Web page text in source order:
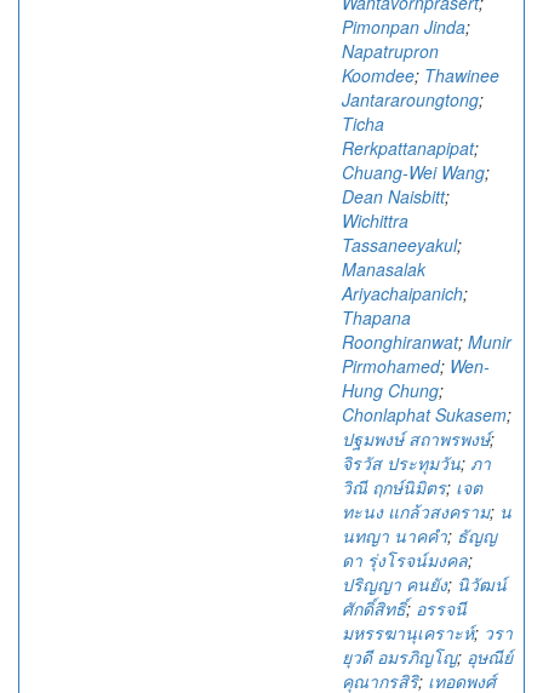
Pimonpan Jinda;
Napatrupron
Koomdee; Thawinee
Jantararoungtong;
Ticha
Rerkpattanapipat;
Chuang-Wei Wang;
Dean Naisbitt;
Wichittra
Tassaneeyakul;
Manasalak
Ariyachaipanich;
Thapana
Roonghiranwat; Munir
Pirmohamed; Wen-
Hung Chung;
Chonlaphat Sukasem;
ปฐมพงษ์ สถาพรพงษ์;
จิรวัส ประทุมวัน; ภา
วิณี ฤกษ์นิมิตร; เจต
ทะนง แกล้วสงคราม; น
นทญา นาคคำ; ธัญญ
ดา รุ่งโรจน์มงคล;
ปริญญา คนยัง; นิวัฒน์
ศักดิ์สิทธิ์; อรรจนี
มหรรฆานุเคราะห์; วรา
ยุวดี อมรภิญโญ; อุษณีย์
คุณากรสิริ; เทอดพงศ์